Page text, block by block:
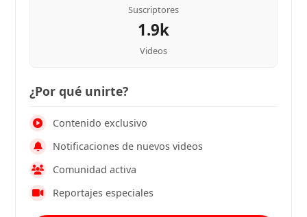
Suscriptores
1.9k
Videos
¿Por qué unirte?
Contenido exclusivo
Notificaciones de nuevos videos
Comunidad activa
Reportajes especiales